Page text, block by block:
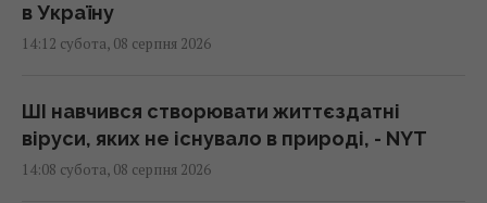
в Україну
14:12 субота, 08 серпня 2026
ШІ навчився створювати життєздатні
віруси, яких не існувало в природі, - NYT
14:08 субота, 08 серпня 2026